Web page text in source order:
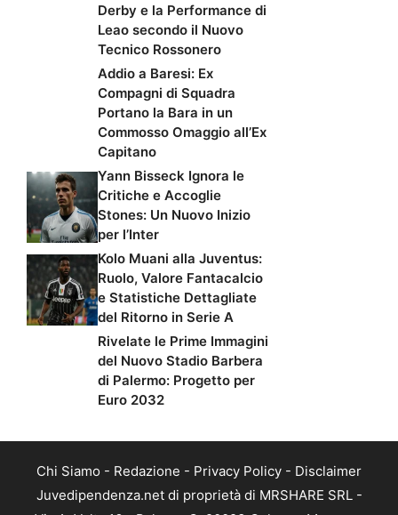
Derby e la Performance di
Leao secondo il Nuovo
Tecnico Rossonero
Addio a Baresi: Ex
Compagni di Squadra
Portano la Bara in un
Commosso Omaggio all’Ex
Capitano
Yann Bisseck Ignora le
Critiche e Accoglie
Stones: Un Nuovo Inizio
per l’Inter
Kolo Muani alla Juventus:
Ruolo, Valore Fantacalcio
e Statistiche Dettagliate
del Ritorno in Serie A
Rivelate le Prime Immagini
del Nuovo Stadio Barbera
di Palermo: Progetto per
Euro 2032
Chi Siamo - Redazione - Privacy Policy - Disclaimer
Juvedipendenza.net di proprietà di MRSHARE SRL -